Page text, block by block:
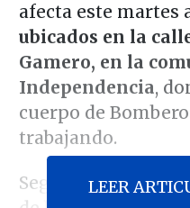
afecta este martes
ubicados en la
Gamero, en la
Independencia,
cuerpo de
trabajando.
Según LEER